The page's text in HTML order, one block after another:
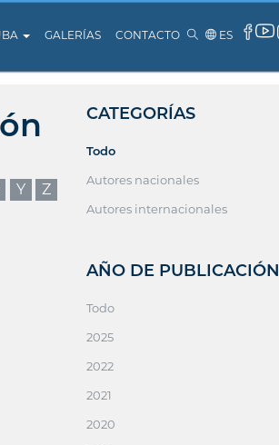
GALERÍAS CONTACTO ES
Y Z
CATEGORÍAS
Todo
Autores nacionales
Autores internacionales
AÑO DE PUBLICACIÓN
Todo
2025
2022
2021
2020